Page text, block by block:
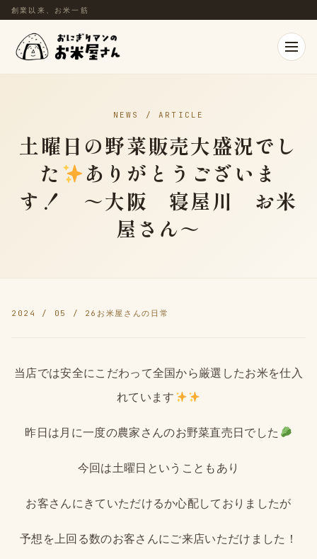
創業以来、お米一筋
NEWS / ARTICLE
土曜日の野菜販売大盛況でし
た
ありがとうございま
す！ ～大阪 寝屋川 お米
屋さん～
2024 / 05 / 26 お米屋さんの日常
当店では安全にこだわって全国から厳選したお米を仕入
れています
昨日は月に一度の農家さんのお野菜直売日でした
今回は土曜日ということもあり
お客さんにきていただけるか心配しておりましたが
予想を上回る数のお客さんにご来店いただけました！